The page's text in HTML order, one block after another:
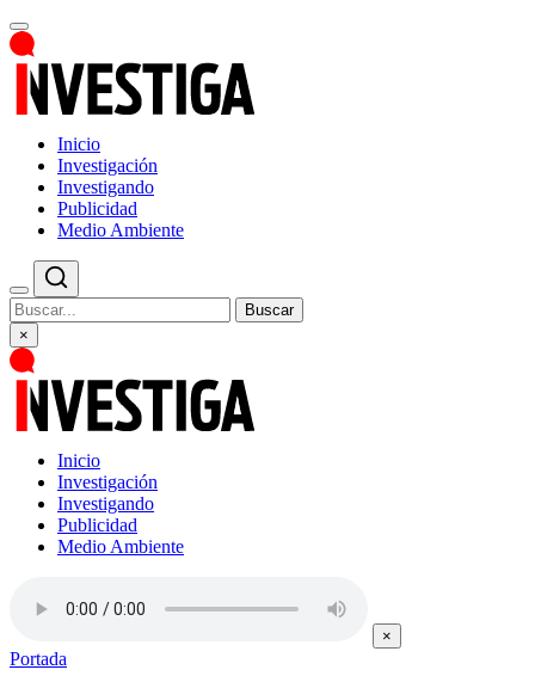
Inicio
Investigación
Investigando
Publicidad
Medio Ambiente
Buscar
×
Inicio
Investigación
Investigando
Publicidad
Medio Ambiente
×
Portada